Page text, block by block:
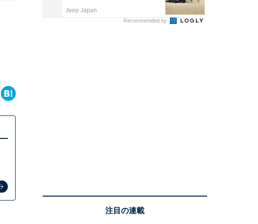
Jeep Japan
Recommended by
注目の連載